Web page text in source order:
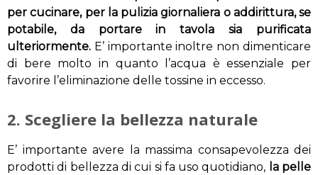
per cucinare, per la pulizia giornaliera o addirittura, se
potabile, da portare in tavola sia purificata
ulteriormente. E’ importante inoltre non dimenticare
di bere molto in quanto l’acqua è essenziale per
favorire l’eliminazione delle tossine in eccesso.
2. Scegliere la bellezza naturale
E’ importante avere la massima consapevolezza dei
prodotti di bellezza di cui si fa uso quotidiano, la pelle